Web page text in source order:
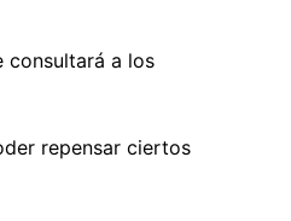
consultará a los
repensar ciertos